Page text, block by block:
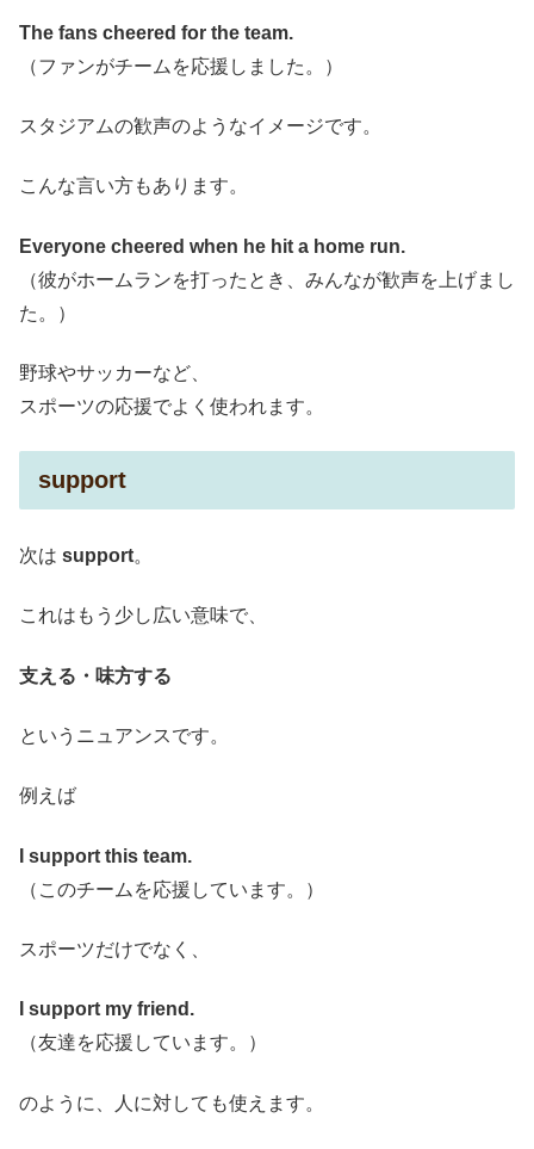
The fans cheered for the team.
（ファンがチームを応援しました。）
スタジアムの歓声のようなイメージです。
こんな言い方もあります。
Everyone cheered when he hit a home run.
（彼がホームランを打ったとき、みんなが歓声を上げまし
た。）
野球やサッカーなど、
スポーツの応援でよく使われます。
support
次は support。
これはもう少し広い意味で、
支える・味方する
というニュアンスです。
例えば
I support this team.
（このチームを応援しています。）
スポーツだけでなく、
I support my friend.
（友達を応援しています。）
のように、人に対しても使えます。